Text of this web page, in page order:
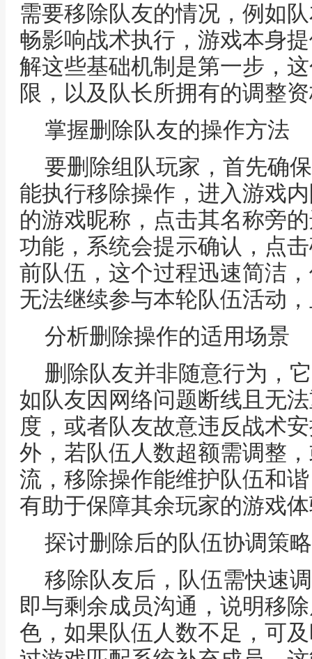
需要移除队友的情况，例如
畅影响战术执行，游戏本身
解这些基础机制是第一步，
限，以及队长所拥有的调整
掌握删除队友的操作方法
要删除组队玩家，首先确
能执行移除操作，进入游戏
的游戏昵称，点击其名称旁
功能，系统会提示确认，点
前队伍，这个过程迅速简洁
无法继续参与本轮队伍活动
分析删除操作的适用场景
删除队友并非随意行为，
如队友因网络问题断线且无
度，或者队友故意违反战术
外，若队伍人数超额需调整
流，移除操作能维护队伍和
有助于保障其余玩家的游戏
探讨删除后的队伍协调策略
移除队友后，队伍需快速
即与剩余成员沟通，说明移
色，如果队伍人数不足，可